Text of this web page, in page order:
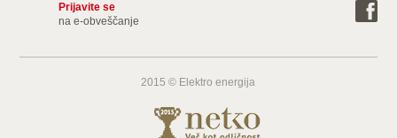
Prijavite se
na e-obveščanje
2015 © Elektro energija